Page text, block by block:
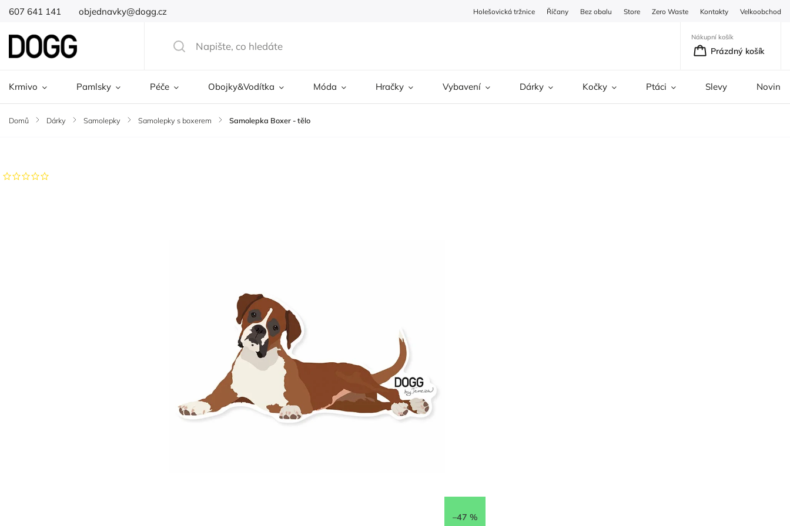
607 641 141 objednavky@dogg.cz Holešovická tržnice Říčany Bez obalu Store Zero Waste Kontakty Velkoobchod
Nákupní košík
Prázdný košík
Krmivo Pamlsky Péče Obojky&Vodítka Móda Hračky Vybavení Dárky Kočky Ptáci Slevy Novinky
Domů / Dárky / Samolepky / Samolepky s boxerem / Samolepka Boxer - tělo
–47 %